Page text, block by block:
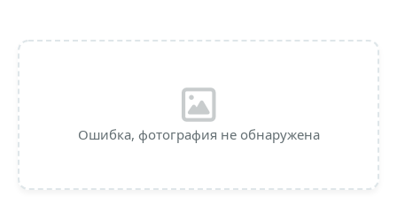
Ошибка, фотография не обнаружена